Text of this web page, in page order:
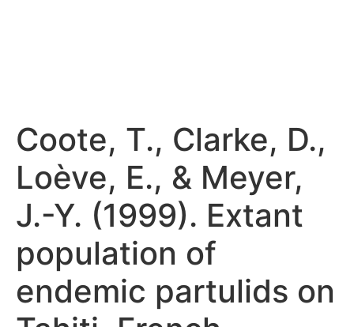
Coote, T., Clarke, D.,
Loève, E., & Meyer,
J.-Y. (1999). Extant
population of
endemic partulids on